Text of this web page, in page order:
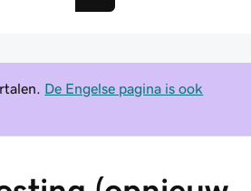
De Engelse pagina is ook